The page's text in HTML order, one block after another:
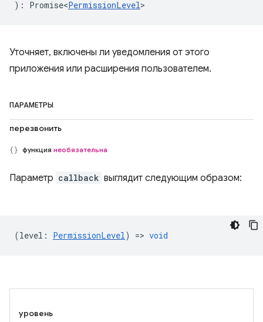
) : Promise<PermissionLevel>
Уточняет, включены ли уведомления от этого
приложения или расширения пользователем.
ПАРАМЕТРЫ
перезвонить
функция необязательна
Параметр callback выглядит следующим образом:
(level : PermissionLevel) => void
уровень